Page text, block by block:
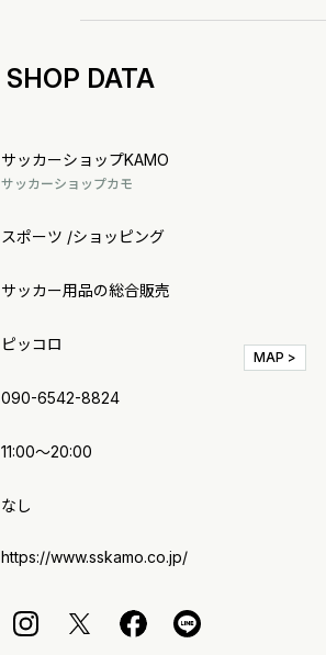
SHOP DATA
サッカーショップKAMO
サッカーショップカモ
スポーツ /ショッピング
サッカー用品の総合販売
ピッコロ
MAP >
090-6542-8824
11:00～20:00
なし
https://www.sskamo.co.jp/